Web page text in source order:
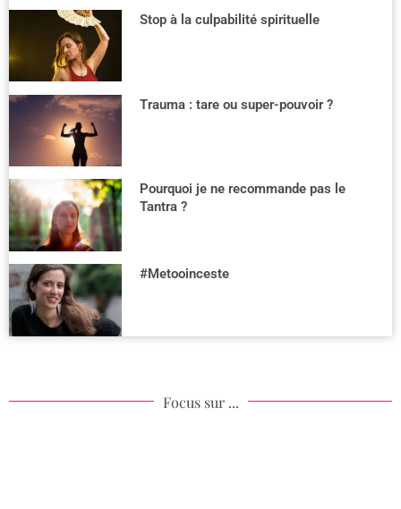
Stop à la culpabilité spirituelle
Trauma : tare ou super-pouvoir ?
Pourquoi je ne recommande pas le
Tantra ?
#Metooinceste
Focus sur ...